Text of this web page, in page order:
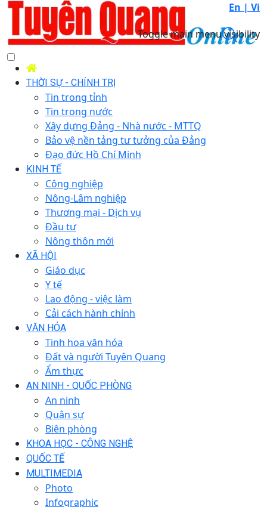
En | Vi
Toggle main menu visibility
THỜI SỰ - CHÍNH TRỊ
Tin trong tỉnh
Tin trong nước
Xây dựng Đảng - Nhà nước - MTTQ
Bảo vệ nền tảng tư tưởng của Đảng
Đạo đức Hồ Chí Minh
KINH TẾ
Công nghiệp
Nông-Lâm nghiệp
Thương mại - Dịch vụ
Đầu tư
Nông thôn mới
XÃ HỘI
Giáo dục
Y tế
Lao động - việc làm
Cải cách hành chính
VĂN HÓA
Tinh hoa văn hóa
Đất và người Tuyên Quang
Ẩm thực
AN NINH - QUỐC PHÒNG
An ninh
Quân sự
Biên phòng
KHOA HỌC - CÔNG NGHỆ
QUỐC TẾ
MULTIMEDIA
Photo
Infographic